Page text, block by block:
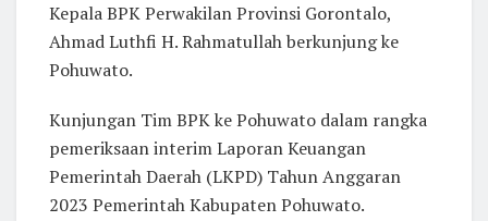
Kepala BPK Perwakilan Provinsi Gorontalo,
Ahmad Luthfi H. Rahmatullah berkunjung ke
Pohuwato.
Kunjungan Tim BPK ke Pohuwato dalam rangka
pemeriksaan interim Laporan Keuangan
Pemerintah Daerah (LKPD) Tahun Anggaran
2023 Pemerintah Kabupaten Pohuwato.